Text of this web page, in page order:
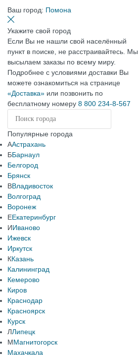
Ваш город: Помона
Укажите свой город
Если Вы не нашли свой населённый
пункт в поиске, не расстраивайтесь. Мы
высылаем заказы по всему миру.
Подробнее с условиями доставки Вы
можете ознакомиться на странице
«Доставка» или позвонить по
бесплатному номеру 8 800 234-8-567
Популярные города
ААстрахань
ББарнаул
Белгород
Брянск
ВВладивосток
Волгоград
Воронеж
ЕЕкатеринбург
ИИваново
Ижевск
Иркутск
ККазань
Калининград
Кемерово
Киров
Краснодар
Красноярск
Курск
ЛЛипецк
ММагнитогорск
Махачкала